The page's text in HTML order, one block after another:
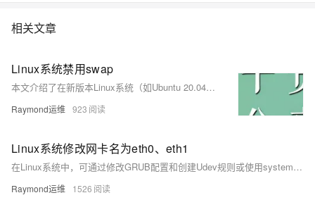
相关文章
Linux系统禁用swap
本文介绍了在新版本Linux系统（如Ubuntu 20.04+、CentOS Stream、openEuler等）中禁用swap的两种方法。传统通过注释/etc/fstab中swap行的方式已失效，现需使用systemd管理swap.target服务或在/etc/fstab中添加noauto参数实现禁用。方法1通过屏蔽swap.target适用于新版系统，方法2通过修改fstab挂载选项更通用，兼容所有系统。
Raymond运维 923
Linux系统修改网卡名为eth0、eth1
在Linux系统中，可通过修改GRUB配置和创建Udev规则或使用systemd链接文件，将网卡名改为`eth0`、`eth1`等传统命名方式，适用于多种发行版并支持多网卡配置。
Raymond运维 1526